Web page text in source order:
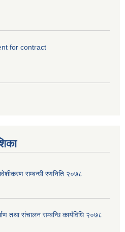
for contract
सम्बन्धी रणनिति २०७८
तथा संचालन सम्बन्धि कार्यविधि २०७८